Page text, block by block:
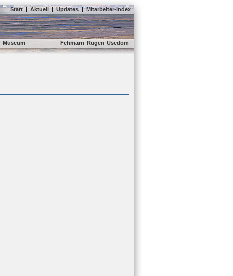
Start | Aktuell | Updates | Mitarbeiter-Index
Museum Fehmarn Rügen Usedom